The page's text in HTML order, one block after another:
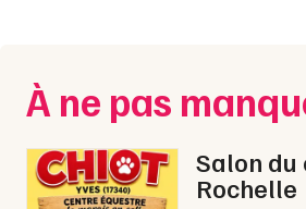
Spectacles
Concerts
Sports
Nantes
Nice
Paris
À ne pas
Salon du
Rochelle